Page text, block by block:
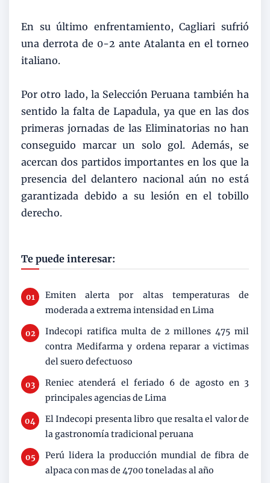
En su último enfrentamiento, Cagliari sufrió
una derrota de 0-2 ante Atalanta en el torneo
italiano.
Por otro lado, la Selección Peruana también ha
sentido la falta de Lapadula, ya que en las dos
primeras jornadas de las Eliminatorias no han
conseguido marcar un solo gol. Además, se
acercan dos partidos importantes en los que la
presencia del delantero nacional aún no está
garantizada debido a su lesión en el tobillo
derecho.
Te puede interesar:
Emiten alerta por altas temperaturas de
moderada a extrema intensidad en Lima
Indecopi ratifica multa de 2 millones 475 mil
contra Medifarma y ordena reparar a victimas
del suero defectuoso
Reniec atenderá el feriado 6 de agosto en 3
principales agencias de Lima
El Indecopi presenta libro que resalta el valor de
la gastronomía tradicional peruana
Perú lidera la producción mundial de fibra de
alpaca con mas de 4700 toneladas al año